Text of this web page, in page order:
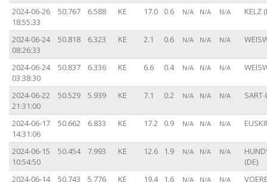
2024-06-26
18:55:33
50.767 6.588 KE 17.0 0.6 N/A N/A N/A KELZ
2024-06-24
08:26:33
50.818 6.323 KE 2.1 0.6 N/A N/A N/A
2024-06-24
03:38:30
50.837 6.336 KE 6.6 0.4 N/A N/A N/A
2024-06-22
21:31:00
50.529 5.939 KE 7.1 0.2 N/A N/A N/A
2024-06-17
14:31:06
50.662 6.833 KE 17.2 0.9 N/A N/A N/A
2024-06-15
10:54:50
50.454 7.993 KE 12.6 1.9 N/A N/A N/A
(DE)
2024-06-14
50.743 5.776 KE 19.4 1.6 N/A N/A N/A